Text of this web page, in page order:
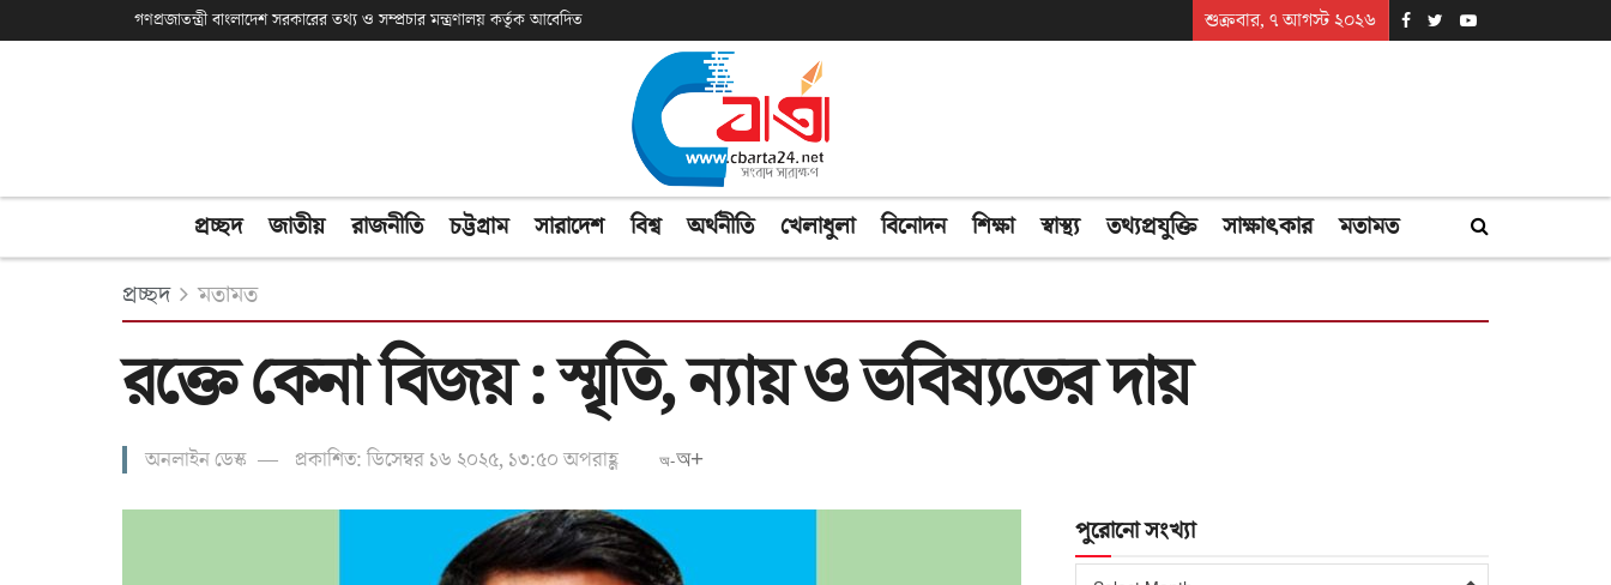
গণপ্রজাতন্ত্রী বাংলাদেশ সরকারের তথ্য ও সম্প্রচার মন্ত্রণালয় কর্তৃক আবেদিত শুক্রবার, ৭ আগস্ট ২০২৬
প্রচ্ছদ জাতীয় রাজনীতি চট্টগ্রাম সারাদেশ বিশ্ব অর্থনীতি খেলাধুলা বিনোদন শিক্ষা স্বাস্থ্য তথ্যপ্রযুক্তি সাক্ষাৎকার মতামত
প্রচ্ছদ মতামত
রক্তে কেনা বিজয় : স্মৃতি, ন্যায় ও ভবিষ্যতের দায়
অনলাইন ডেস্ক প্রকাশিত: ডিসেম্বর ১৬ ২০২৫, ১৩:৫০ অপরাহ্ণ অ-অ+
পুরোনো সংখ্যা
পুরোনো